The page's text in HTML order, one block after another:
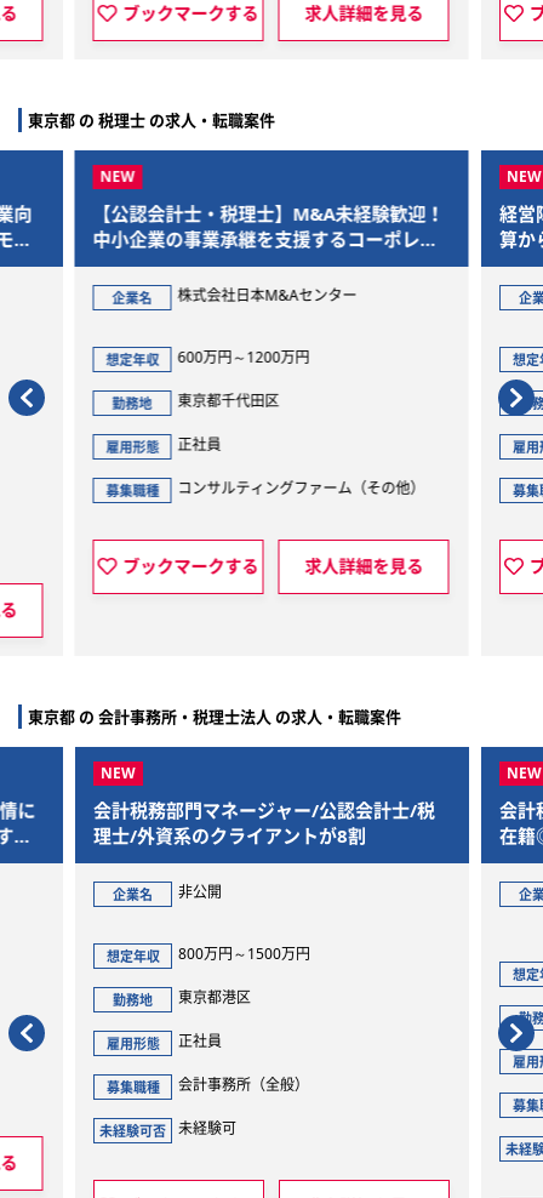
細を見る ブックマークする 求人詳細を見る
東京都 の 税理士 の求人・転職案件
未経験歓迎！
るコーポレー
ーム（その他）
人詳細を見る
経営陣と伴走する将来のCFO候補！単体決
算からグループ全体のガバナンス構築まで
を一気通貫で担当
企業名 株式会社Gaudiy
想定年収 800万円～1200万円
勤務地 東京都渋谷区
雇用形態
募集職種 経理・財務（全般）
ブックマークする 求人詳細を見る
東京都 の 会計事務所・税理士法人 の求人・転職案件
ー/公認会計士/税
トが8割
会計税務アシスタント/BIG4出身者が
在籍◎英語を活かせる会計事務所求人
グローバル・ソリューションズ・
会計事務所（税務会計業務全般）